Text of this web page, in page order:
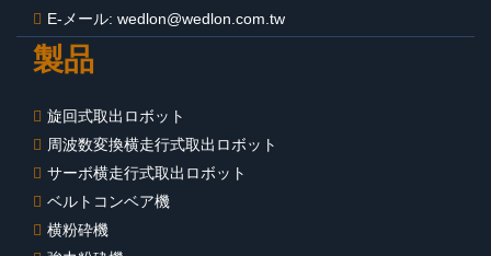
E-メール: wedlon@wedlon.com.tw
製品
旋回式取出ロボット
周波数変換横走行式取出ロボット
サーボ横走行式取出ロボット
ベルトコンベア機
横粉砕機